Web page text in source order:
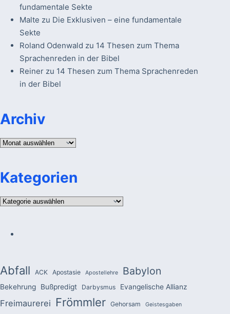
fundamentale Sekte
Malte zu Die Exklusiven – eine fundamentale
Sekte
Roland Odenwald zu 14 Thesen zum Thema
Sprachenreden in der Bibel
Reinerzu 14 Thesen zum Thema Sprachenreden
in der Bibel
Archiv
Archiv
Kategorien
Kategorien
Abfall ACK Apostasie Apostellehre Babylon
Bekehrung Bußpredigt Darbysmus Evangelische Allianz
Freimaurerei Frömmler Gehorsam Geistesgaben